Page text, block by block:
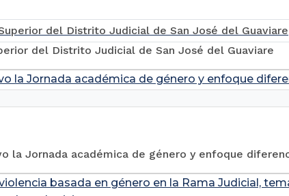
del Distrito Judicial de San José del Guaviare
la Jornada académica de género y enfoque
la Jornada académica de género y enfoque
basada en género en la Rama Judicial,